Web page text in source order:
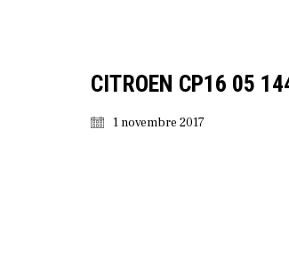
CITROEN CP16 05
1 novembre 2017